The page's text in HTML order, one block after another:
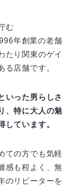
む
年創業の老舗
たり関東のゲイ
る店舗です。
いった男らしさ
、特に大人の魅
しています。
ての方でも気軽
感も程よく、無
のリピーターを